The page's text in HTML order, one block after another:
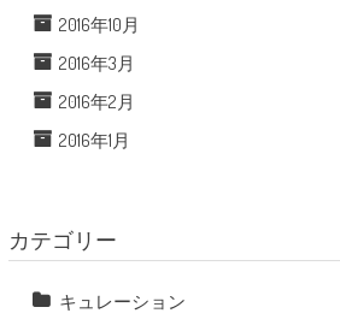
2016年10月
2016年3月
2016年2月
2016年1月
カテゴリー
キュレーション